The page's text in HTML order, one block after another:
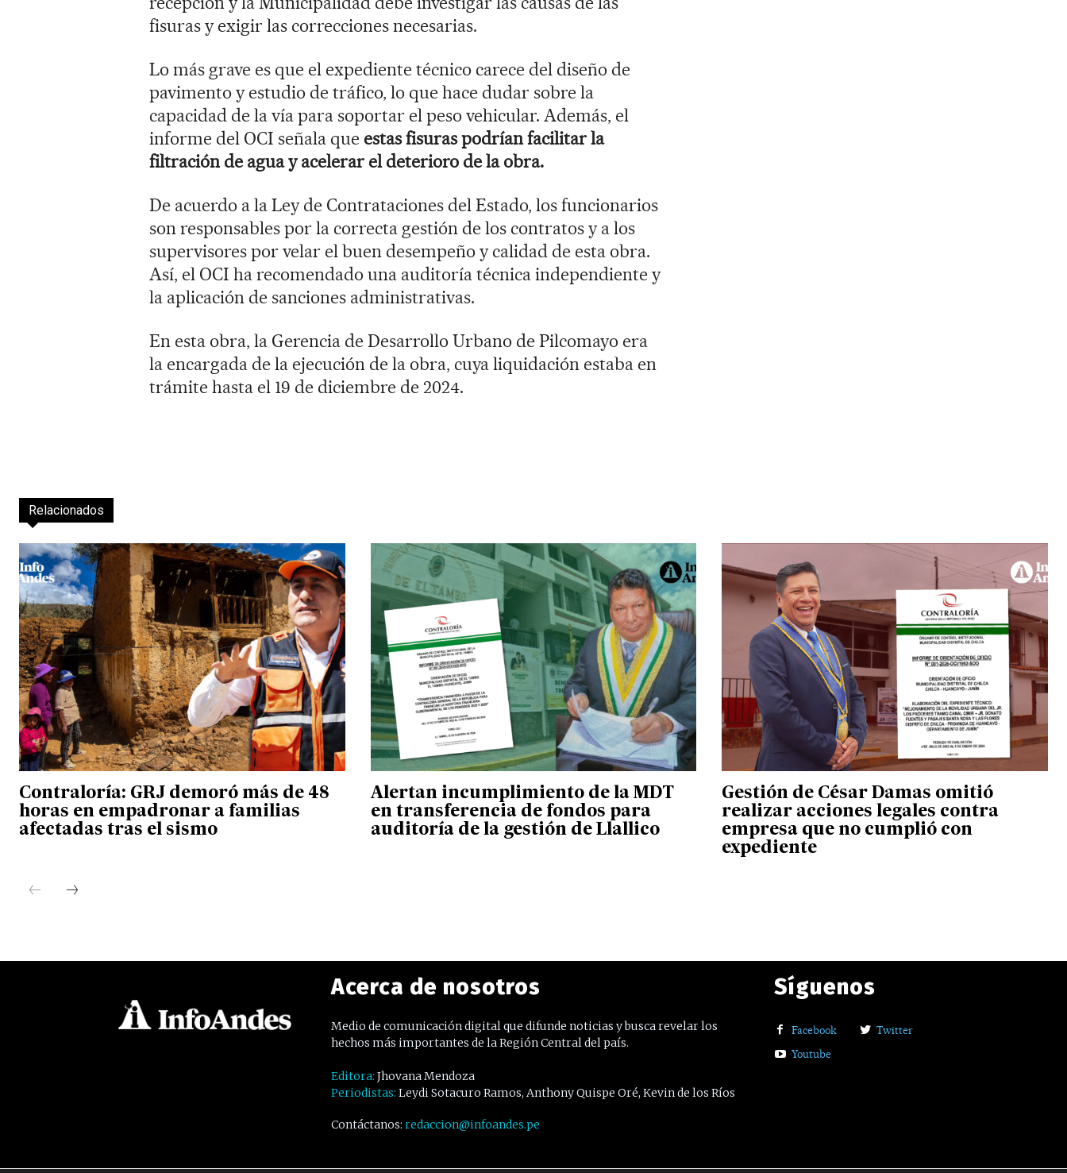
fisuras y exigir las correcciones necesarias.
Lo más grave es que el expediente técnico carece del diseño de
pavimento y estudio de tráfico, lo que hace dudar sobre la
capacidad de la vía para soportar el peso vehicular. Además, el
informe del OCI señala que estas fisuras podrían facilitar la
filtración de agua y acelerar el deterioro de la obra.
De acuerdo a la Ley de Contrataciones del Estado, los funcionarios
son responsables por la correcta gestión de los contratos y a los
supervisores por velar el buen desempeño y calidad de esta obra.
Así, el OCI ha recomendado una auditoría técnica independiente y
la aplicación de sanciones administrativas.
En esta obra, la Gerencia de Desarrollo Urbano de Pilcomayo era
la encargada de la ejecución de la obra, cuya liquidación estaba en
trámite hasta el 19 de diciembre de 2024.
Relacionados
Contraloría: GRJ demoró más de 48
horas en empadronar a familias
afectadas tras el sismo
Alertan incumplimiento de la MDT
en transferencia de fondos para
auditoría de la gestión de Llallico
Gestión de César Damas omitió
realizar acciones legales contra
empresa que no cumplió con
expediente
Acerca de nosotros
Medio de comunicación digital que difunde noticias y busca revelar los
hechos más importantes de la Región Central del país.
Editora: Jhovana Mendoza
Periodistas: Leydi Sotacuro Ramos, Anthony Quispe Oré, Kevin de los Ríos
Contáctanos: redaccion@infoandes.pe
Síguenos
Facebook
Twitter
Youtube